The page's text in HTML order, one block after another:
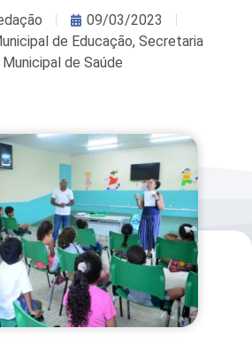
09/03/2023
de Educação, Secretaria
Municipal de Saúde